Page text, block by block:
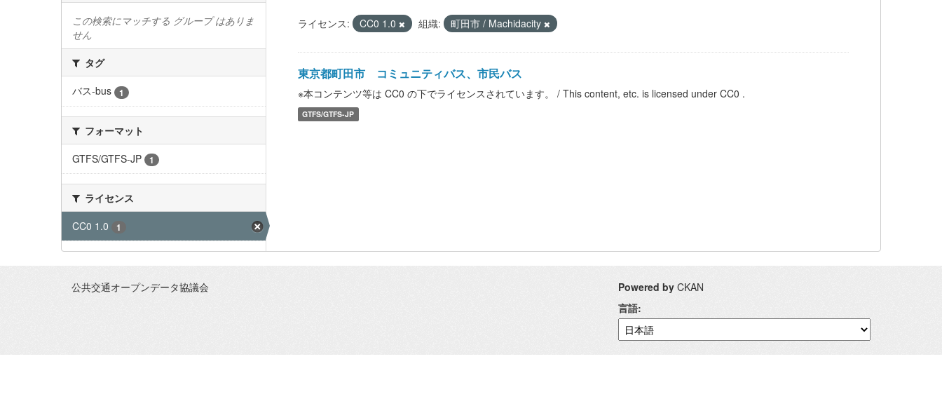
この検索にマッチする グループ はありま
せん
タグ
バス-bus
1
フォーマット
GTFS/GTFS-JP
1
ライセンス
CC0 1.0
1
ライセンス: CC0 1.0 組織: 町田市 / Machidacity
東京都町田市 コミュニティバス、市民バス
※本コンテンツ等は CC0 の下でライセンスされています。 / This content, etc. is licensed under CC0 .
GTFS/GTFS-JP
公共交通オープンデータ協議会 Powered by CKAN
言語